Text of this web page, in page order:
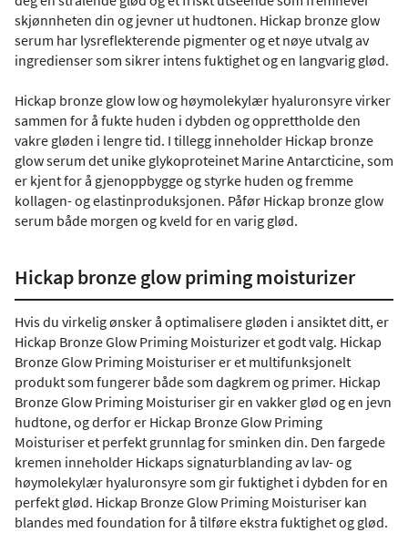
skjønnheten din og jevner ut hudtonen. Hickap bronze glow
serum har lysreflekterende pigmenter og et nøye utvalg av
ingredienser som sikrer intens fuktighet og en langvarig glød.
Hickap bronze glow low og høymolekylær hyaluronsyre virker
sammen for å fukte huden i dybden og opprettholde den
vakre gløden i lengre tid. I tillegg inneholder Hickap bronze
glow serum det unike glykoproteinet Marine Antarcticine, som
er kjent for å gjenoppbygge og styrke huden og fremme
kollagen- og elastinproduksjonen. Påfør Hickap bronze glow
serum både morgen og kveld for en varig glød.
Hickap bronze glow priming moisturizer
Hvis du virkelig ønsker å optimalisere gløden i ansiktet ditt, er
Hickap Bronze Glow Priming Moisturizer et godt valg. Hickap
Bronze Glow Priming Moisturiser er et multifunksjonelt
produkt som fungerer både som dagkrem og primer. Hickap
Bronze Glow Priming Moisturiser gir en vakker glød og en jevn
hudtone, og derfor er Hickap Bronze Glow Priming
Moisturiser et perfekt grunnlag for sminken din. Den fargede
kremen inneholder Hickaps signaturblanding av lav- og
høymolekylær hyaluronsyre som gir fuktighet i dybden for en
perfekt glød. Hickap Bronze Glow Priming Moisturiser kan
blandes med foundation for å tilføre ekstra fuktighet og glød.